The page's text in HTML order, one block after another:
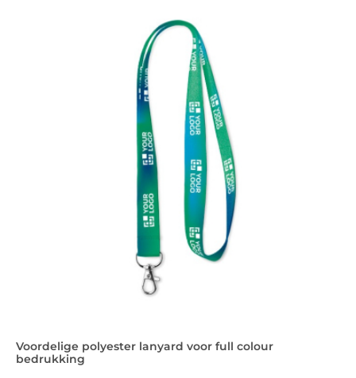
Voordelige polyester lanyard voor full colour
bedrukking